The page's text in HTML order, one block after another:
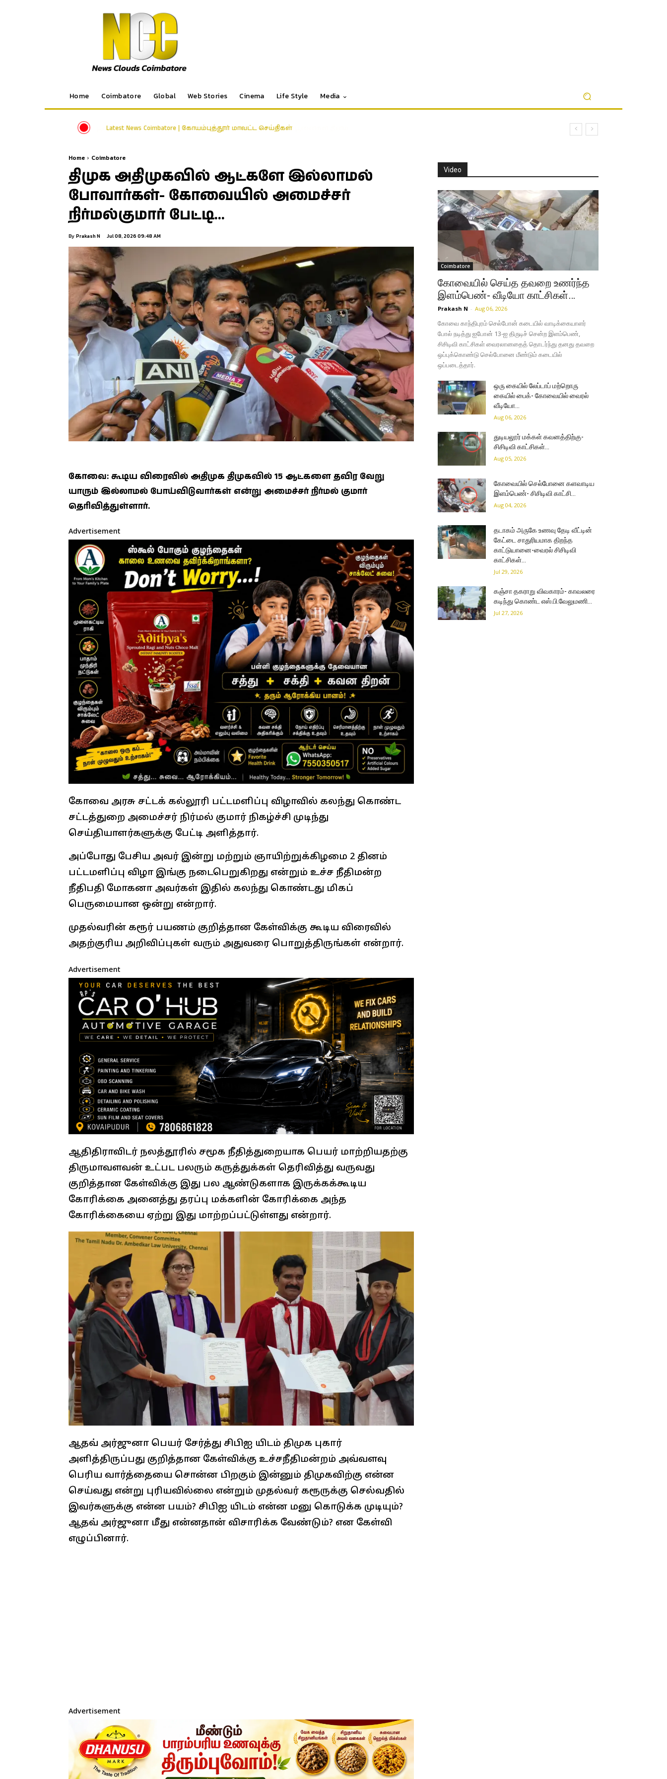
Home Coimbatore Global Web Stories Cinema Life Style Media
Latest News Coimbatore | கோயம்புத்தூர் மாவட்ட செய்திகள்
Home Coimbatore
திமுக அதிமுகவில் ஆட்களே இல்லாமல்
போவார்கள்- கோவையில் அமைச்சர்
நிர்மல்குமார் பேட்டி…
By Prakash N Jul 08, 2026 09:48 AM
கோவை: கூடிய விரைவில் அதிமுக திமுகவில் 15 ஆட்களை தவிர வேறு
யாரும் இல்லாமல் போய்விடுவார்கள் என்று அமைச்சர் நிர்மல் குமார்
தெரிவித்துள்ளார்.
Advertisement
கோவை அரசு சட்டக் கல்லூரி பட்டமளிப்பு விழாவில் கலந்து கொண்ட
சட்டத்துறை அமைச்சர் நிர்மல் குமார் நிகழ்ச்சி முடிந்து
செய்தியாளர்களுக்கு பேட்டி அளித்தார்.
அப்போது பேசிய அவர் இன்று மற்றும் ஞாயிற்றுக்கிழமை 2 தினம்
பட்டமளிப்பு விழா இங்கு நடைபெறுகிறது என்றும் உச்ச நீதிமன்ற
நீதிபதி மோகனா அவர்கள் இதில் கலந்து கொண்டது மிகப்
பெருமையான ஒன்று என்றார்.
முதல்வரின் கரூர் பயணம் குறித்தான கேள்விக்கு கூடிய விரைவில்
அதற்குரிய அறிவிப்புகள் வரும் அதுவரை பொறுத்திருங்கள் என்றார்.
Advertisement
ஆதிதிராவிடர் நலத்தூரில் சமூக நீதித்துறையாக பெயர் மாற்றியதற்கு
திருமாவளவன் உட்பட பலரும் கருத்துக்கள் தெரிவித்து வருவது
குறித்தான கேள்விக்கு இது பல ஆண்டுகளாக இருக்கக்கூடிய
கோரிக்கை அனைத்து தரப்பு மக்களின் கோரிக்கை அந்த
கோரிக்கையை ஏற்று இது மாற்றப்பட்டுள்ளது என்றார்.
ஆதவ் அர்ஜுனா பெயர் சேர்த்து சிபிஐ யிடம் திமுக புகார்
அளித்திருப்பது குறித்தான கேள்விக்கு உச்சநீதிமன்றம் அவ்வளவு
பெரிய வார்த்தையை சொன்ன பிறகும் இன்னும் திமுகவிற்கு என்ன
செய்வது என்று புரியவில்லை என்றும் முதல்வர் கரூருக்கு செல்வதில்
இவர்களுக்கு என்ன பயம்? சிபிஐ யிடம் என்ன மனு கொடுக்க முடியும்?
ஆதவ் அர்ஜுனா மீது என்னதான் விசாரிக்க வேண்டும்? என கேள்வி
எழுப்பினார்.
Advertisement
Video
Coimbatore
கோவையில் செய்த தவறை உணர்ந்த
இளம்பெண்- வீடியோ காட்சிகள்…
Prakash N - Aug 06, 2026
கோவை காந்திபுரம் செல்போன் கடையில் வாடிக்கையாளர்
போல் நடித்து ஐபோன் 13-ஐ திருடிச் சென்ற இளம்பெண்,
சிசிடிவி காட்சிகள் வைரலானதைத் தொடர்ந்து தனது தவறை
ஒப்புக்கொண்டு செல்போனை மீண்டும் கடையில்
ஒப்படைத்தார்.
ஒரு கையில் லேப்டாப் மற்றொரு
கையில் பைக்- கோவையில் வைரல்
வீடியோ…
Aug 06, 2026
துடியலூர் மக்கள் கவனத்திற்கு-
சிசிடிவி காட்சிகள்…
Aug 05, 2026
கோவையில் செல்போனை களவாடிய
இளம்பெண்- சிசிடிவி காட்சி…
Aug 04, 2026
தடாகம் அருகே உணவு தேடி வீட்டின்
கேட்டை சாதுரியமாக திறந்த
காட்டுயானை-வைரல் சிசிடிவி
காட்சிகள்…
Jul 29, 2026
கஞ்சா தகராறு விவகாரம்- காவலரை
கடிந்து கொண்ட எஸ்.பி.வேலுமணி…
Jul 27, 2026